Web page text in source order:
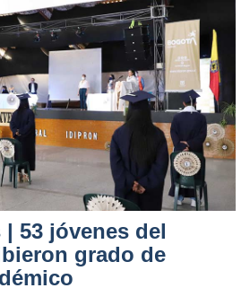
| 53 jóvenes del
grado de